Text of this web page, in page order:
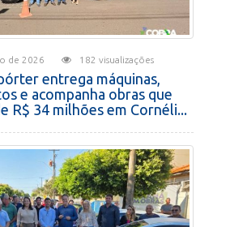
de 2026 182 visualizações
entrega máquinas,
e acompanha obras que
R$ 34 milhões em Cornéli...